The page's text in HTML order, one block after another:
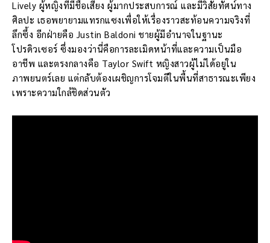
Lively ผู้หญิงที่มีชื่อเสียง ผู้มากประสบการณ์ และมีวิสัยทัศน์ทาง
ศิลปะ เธอพยายามแทรกแซงเพื่อให้เรื่องราวสะท้อนความจริงที่
ลึกซึ้ง อีกฝ่ายคือ Justin Baldoni ชายผู้มีอำนาจในฐานะ
โปรดิวเซอร์ ซึ่งมองว่านี่คือการละเมิดหน้าที่และความเป็นมือ
อาชีพ และตรงกลางคือ Taylor Swift หญิงสาวผู้ไม่ได้อยู่ใน
ภาพยนตร์เลย แต่กลับต้องเผชิญการโจมตีในพื้นที่สาธารณะเพียง
เพราะความใกล้ชิดส่วนตัว